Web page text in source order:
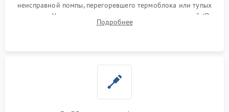
неисправной помпы, перегоревшего термоблока или тупых
жерновов. Установка новых силиконовых уплотнителей (O-
ring) и тефлоновых трубок для надежного устранения
Подробнее